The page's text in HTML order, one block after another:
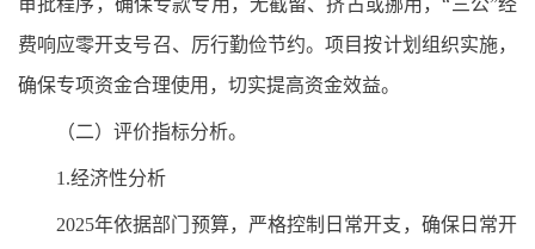
审批程序，确保专款专用，无截留、挤占或挪用，“三公”经
费响应零开支号召、厉行勤俭节约。项目按计划组织实施，
确保专项资金合理使用，切实提高资金效益。
（二）评价指标分析。
1.经济性分析
2025年依据部门预算，严格控制日常开支，确保日常开